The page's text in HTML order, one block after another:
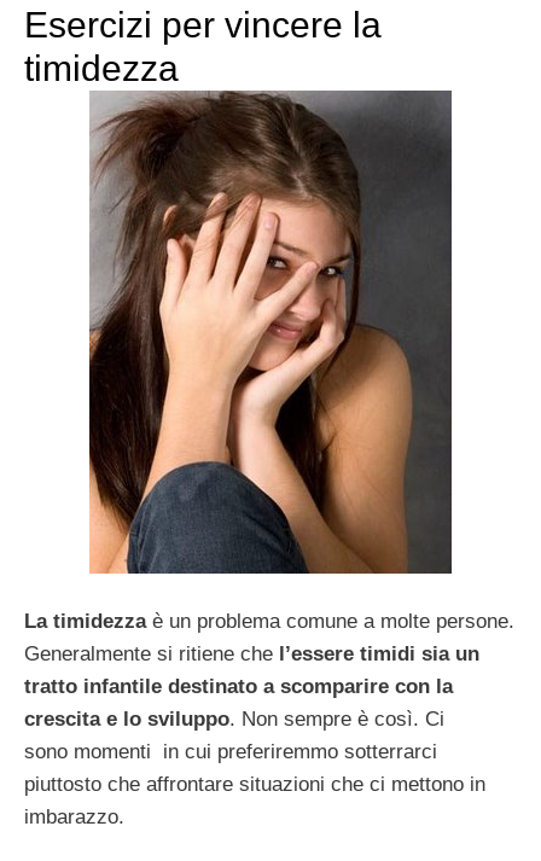
Esercizi per vincere la
timidezza
La timidezzaè un problema comune a molte persone.
Generalmente si ritiene che l’essere timidi sia un
tratto infantile destinato a scomparire con la
crescita e lo sviluppo. Non sempre è così. Ci
sono momenti in cui preferiremmo sotterrarci
piuttosto che affrontare situazioni che ci mettono in
imbarazzo.